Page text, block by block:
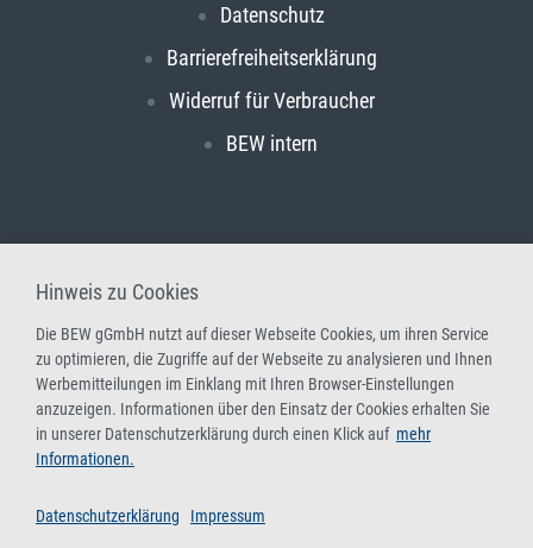
Datenschutz
Barrierefreiheitserklärung
Widerruf für Verbraucher
BEW intern
Hinweis zu Cookies
Die BEW gGmbH nutzt auf dieser Webseite Cookies, um ihren Service
zu optimieren, die Zugriffe auf der Webseite zu analysieren und Ihnen
Werbemitteilungen im Einklang mit Ihren Browser-Einstellungen
anzuzeigen. Informationen über den Einsatz der Cookies erhalten Sie
in unserer Datenschutzerklärung durch einen Klick auf mehr
Informationen.
Datenschutzerklärung Impressum